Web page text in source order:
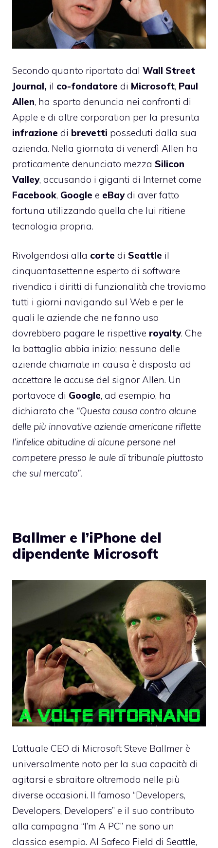
Secondo quanto riportato dal Wall Street
Journal, il co-fondatore di Microsoft, Paul
Allen, ha sporto denuncia nei confronti di
Apple e di altre corporation per la presunta
infrazione di brevetti posseduti dalla sua
azienda. Nella giornata di venerdì Allen ha
praticamente denunciato mezza Silicon
Valley, accusando i giganti di Internet come
Facebook, Google e eBaydi aver fatto
fortuna utilizzando quella che lui ritiene
tecnologia propria.
Rivolgendosi alla corte di Seattle il
cinquantasettenne esperto di software
rivendica i diritti di funzionalità che troviamo
tutti i giorni navigando sul Web e per le
quali le aziende che ne fanno uso
dovrebbero pagare le rispettive royalty. Che
la battaglia abbia inizio; nessuna delle
aziende chiamate in causa è disposta ad
accettare le accuse del signor Allen. Un
portavoce di Google, ad esempio, ha
dichiarato che “Questa causa contro alcune
delle più innovative aziende americane riflette
l’infelice abitudine di alcune persone nel
competere presso le aule di tribunale piuttosto
che sul mercato”.
Ballmer e l’iPhone del
dipendente Microsoft
L’attuale CEO di Microsoft Steve Ballmer è
universalmente noto per la sua capacità di
agitarsi e sbraitare oltremodo nelle più
diverse occasioni. Il famoso “Developers,
Developers, Developers” e il suo contributo
alla campagna “I’m A PC” ne sono un
classico esempio. Al Safeco Field di Seattle,